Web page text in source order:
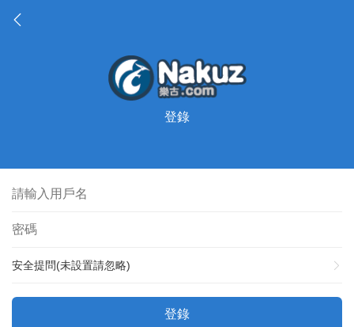
登錄
安全提問(未設置請忽略)
登錄